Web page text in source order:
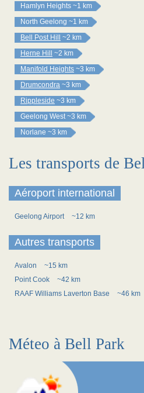
Hamlyn Heights ~1 km
North Geelong ~1 km
Bell Post Hill
~2 km
Herne Hill
~2 km
Manifold Heights ~3 km
Drumcondra ~3 km
Rippleside ~3 km
Geelong West ~3 km
Norlane ~3 km
Les transports de
Aéroport international
Geelong Airport ~12 km
Autres transports
Avalon
~15 km
Point Cook
~42 km
RAAF Williams Laverton Base
~46 km
Méteo à Bell Park